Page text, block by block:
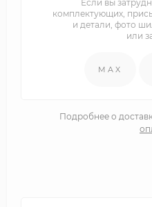
Если вы
комплектующих,
и детали, фото
или
MAX
Подробнее о